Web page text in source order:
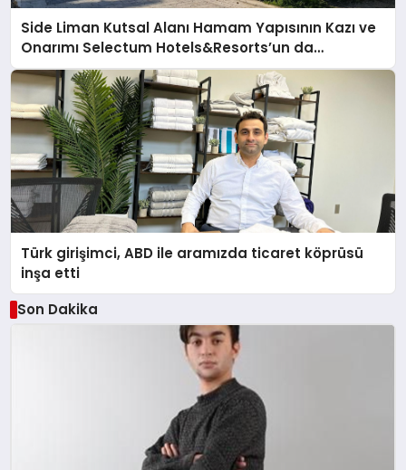
Side Liman Kutsal Alanı Hamam Yapısının Kazı ve
Onarımı Selectum Hotels&Resorts’un da
Katkılarıyla Tamamlandı
Türk girişimci, ABD ile aramızda ticaret köprüsü
inşa etti
Son Dakika